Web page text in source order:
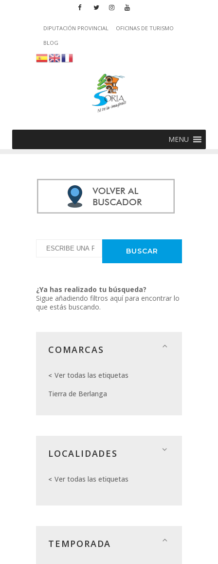
DIPUTACIÓN PROVINCIAL
OFICINAS DE TURISMO
BLOG
MENU
¿Ya has realizado tu búsqueda?
Sigue añadiendo filtros aquí para encontrar lo
que estás buscando.
COMARCAS
Ver todas las etiquetas
Tierra de Berlanga
LOCALIDADES
Ver todas las etiquetas
TEMPORADA